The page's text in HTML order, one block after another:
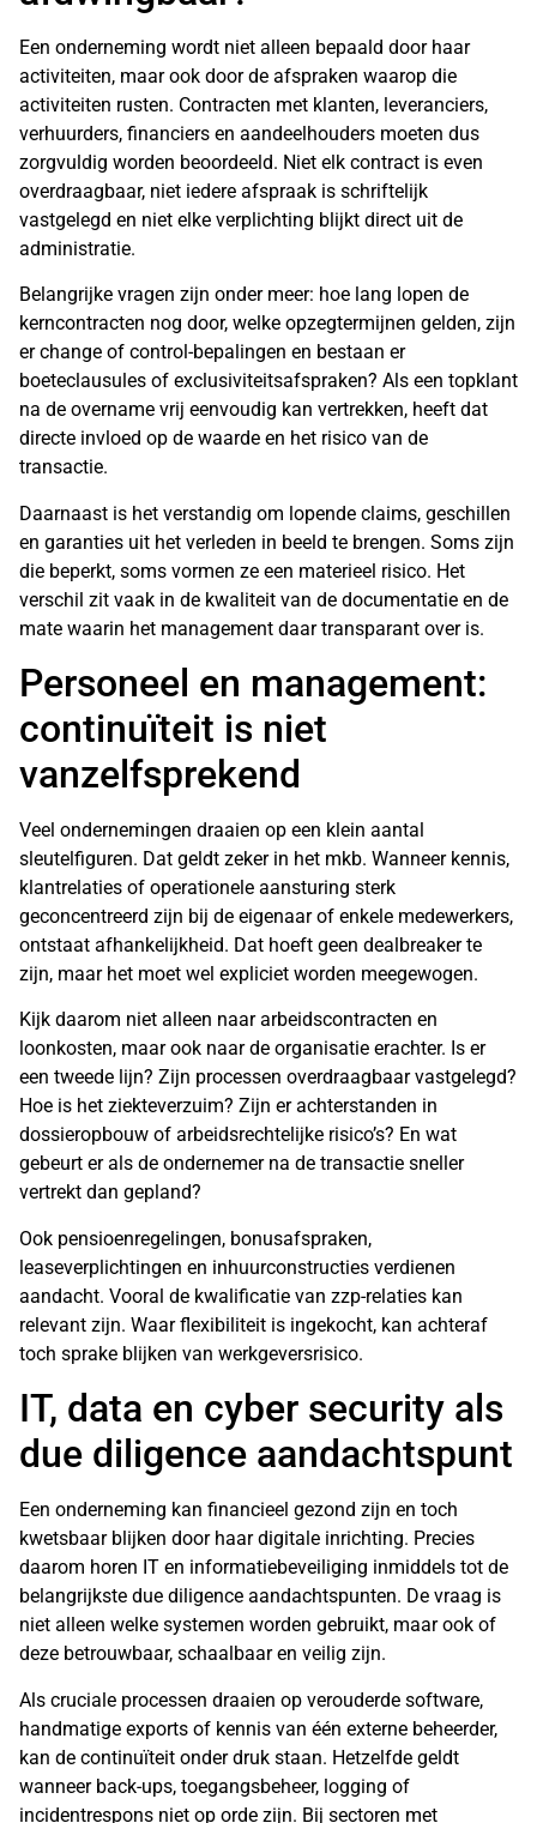
Een onderneming wordt niet alleen bepaald door haar
activiteiten, maar ook door de afspraken waarop die
activiteiten rusten. Contracten met klanten, leveranciers,
verhuurders, financiers en aandeelhouders moeten dus
zorgvuldig worden beoordeeld. Niet elk contract is even
overdraagbaar, niet iedere afspraak is schriftelijk
vastgelegd en niet elke verplichting blijkt direct uit de
administratie.
Belangrijke vragen zijn onder meer: hoe lang lopen de
kerncontracten nog door, welke opzegtermijnen gelden, zijn
er change of control-bepalingen en bestaan er
boeteclausules of exclusiviteitsafspraken? Als een topklant
na de overname vrij eenvoudig kan vertrekken, heeft dat
directe invloed op de waarde en het risico van de
transactie.
Daarnaast is het verstandig om lopende claims, geschillen
en garanties uit het verleden in beeld te brengen. Soms zijn
die beperkt, soms vormen ze een materieel risico. Het
verschil zit vaak in de kwaliteit van de documentatie en de
mate waarin het management daar transparant over is.
Personeel en management:
continuïteit is niet
vanzelfsprekend
Veel ondernemingen draaien op een klein aantal
sleutelfiguren. Dat geldt zeker in het mkb. Wanneer kennis,
klantrelaties of operationele aansturing sterk
geconcentreerd zijn bij de eigenaar of enkele medewerkers,
ontstaat afhankelijkheid. Dat hoeft geen dealbreaker te
zijn, maar het moet wel expliciet worden meegewogen.
Kijk daarom niet alleen naar arbeidscontracten en
loonkosten, maar ook naar de organisatie erachter. Is er
een tweede lijn? Zijn processen overdraagbaar vastgelegd?
Hoe is het ziekteverzuim? Zijn er achterstanden in
dossieropbouw of arbeidsrechtelijke risico’s? En wat
gebeurt er als de ondernemer na de transactie sneller
vertrekt dan gepland?
Ook pensioenregelingen, bonusafspraken,
leaseverplichtingen en inhuurconstructies verdienen
aandacht. Vooral de kwalificatie van zzp-relaties kan
relevant zijn. Waar flexibiliteit is ingekocht, kan achteraf
toch sprake blijken van werkgeversrisico.
IT, data en cyber security als
due diligence aandachtspunt
Een onderneming kan financieel gezond zijn en toch
kwetsbaar blijken door haar digitale inrichting. Precies
daarom horen IT en informatiebeveiliging inmiddels tot de
belangrijkste due diligence aandachtspunten. De vraag is
niet alleen welke systemen worden gebruikt, maar ook of
deze betrouwbaar, schaalbaar en veilig zijn.
Als cruciale processen draaien op verouderde software,
handmatige exports of kennis van één externe beheerder,
kan de continuïteit onder druk staan. Hetzelfde geldt
wanneer back-ups, toegangsbeheer, logging of
incidentrespons niet op orde zijn. Bij sectoren met